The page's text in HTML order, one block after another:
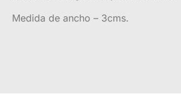
Medida de ancho – 3cms.